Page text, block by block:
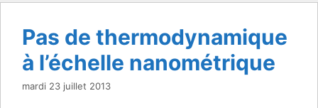
Pas de thermodynamique
à l’échelle nanométrique
mardi 23 juillet 2013